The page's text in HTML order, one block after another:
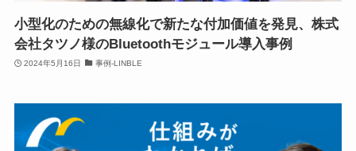
小型化のための無線化で新たな付加価値を発見、株式
会社タツノ様のBluetoothモジュール導入事例
2024年5月16日 事例-LINBLE